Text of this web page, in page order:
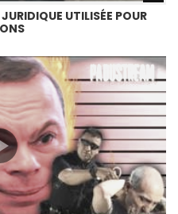
UTILISÉE POUR